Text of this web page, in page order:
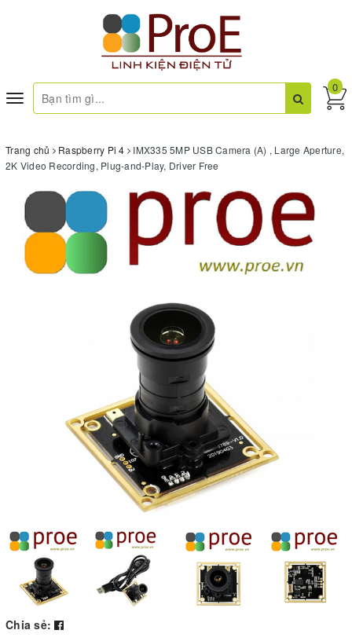
Toggle
navigation
0
Trang chủ Raspberry Pi 4
IMX335 5MP USB Camera (A) , Large Aperture,
2K Video Recording, Plug-and-Play, Driver Free
Chia sẻ: